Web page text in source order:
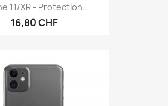
11/XR - Protection...
16,80 CHF